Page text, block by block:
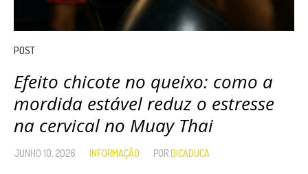
POST
Efeito chicote no queixo: como a
mordida estável reduz o estresse
na cervical no Muay Thai
JUNHO 10, 2026 INFORMAÇÃO PORDICADUCA